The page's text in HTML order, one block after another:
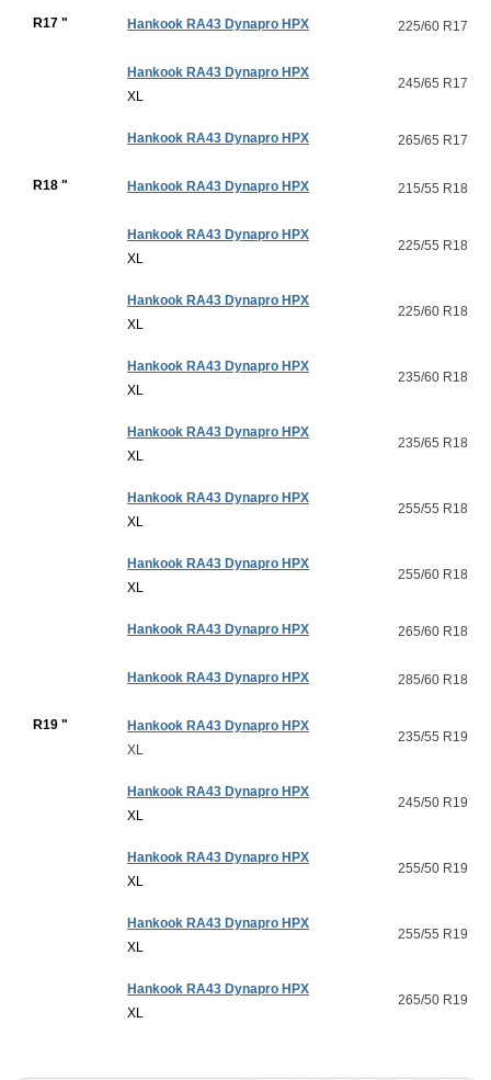
R17 " Hankook RA43 Dynapro HPX 225/60 R17
Hankook RA43 Dynapro HPX
XL
245/65 R17
Hankook RA43 Dynapro HPX 265/65 R17
R18 " Hankook RA43 Dynapro HPX 215/55 R18
Hankook RA43 Dynapro HPX
XL
225/55 R18
Hankook RA43 Dynapro HPX
XL
225/60 R18
Hankook RA43 Dynapro HPX
XL
235/60 R18
Hankook RA43 Dynapro HPX
XL
235/65 R18
Hankook RA43 Dynapro HPX
XL
255/55 R18
Hankook RA43 Dynapro HPX
XL
255/60 R18
Hankook RA43 Dynapro HPX 265/60 R18
Hankook RA43 Dynapro HPX 285/60 R18
R19 "
Hankook RA43 Dynapro HPX
XL
235/55 R19
Hankook RA43 Dynapro HPX
XL
245/50 R19
Hankook RA43 Dynapro HPX
XL
255/50 R19
Hankook RA43 Dynapro HPX
XL
255/55 R19
Hankook RA43 Dynapro HPX
XL
265/50 R19